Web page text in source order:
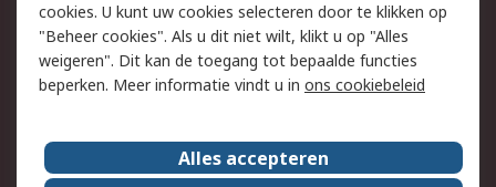
Privacybeleid
Websitevoorwaarden
Algemene
verkoopvoorwaarden
Over RS
cookies. U kunt uw cookies selecteren door te klikken op
"Beheer cookies". Als u dit niet wilt, klikt u op "Alles
weigeren". Dit kan de toegang tot bepaalde functies
beperken. Meer informatie vindt u in ons cookiebeleid
Alles accepteren